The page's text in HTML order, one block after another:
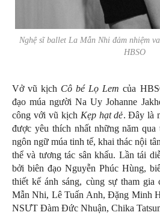
Nghệ sĩ ballet La Mẫn Nhi đảm nhiệm
HBSO
Vở vũ kịch Cô bé Lọ Lem của
đạo múa người Na Uy Johanne
công với vũ kịch Kẹp hạt dẻ. Đây là
được yêu thích nhất những năm
ngôn ngữ múa tinh tế, khai thác nội
thể và tương tác sân khấu. Lần tái
bởi biên đạo Nguyễn Phúc Hùng,
thiết kế ánh sáng, cùng sự tham gia
Mẫn Nhi, Lê Tuấn Anh, Đặng Minh
NSƯT Đàm Đức Nhuận, Chika